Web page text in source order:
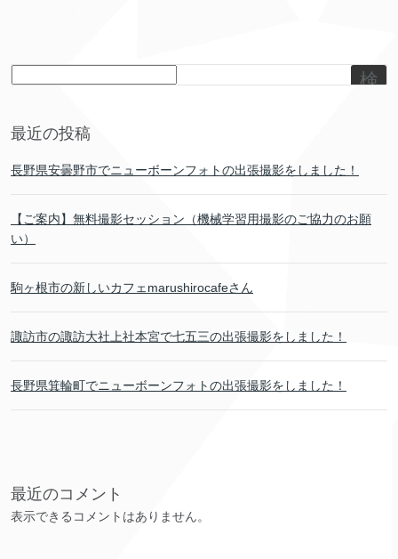
検
最近の投稿
長野県安曇野市でニューボーンフォトの出張撮影をしました！
【ご案内】無料撮影セッション（機械学習用撮影のご協力のお願
い）
駒ヶ根市の新しいカフェmarushirocafeさん
諏訪市の諏訪大社上社本宮で七五三の出張撮影をしました！
長野県箕輪町でニューボーンフォトの出張撮影をしました！
最近のコメント
表示できるコメントはありません。